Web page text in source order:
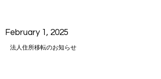
February 1, 2025
法人住所移転のお知らせ